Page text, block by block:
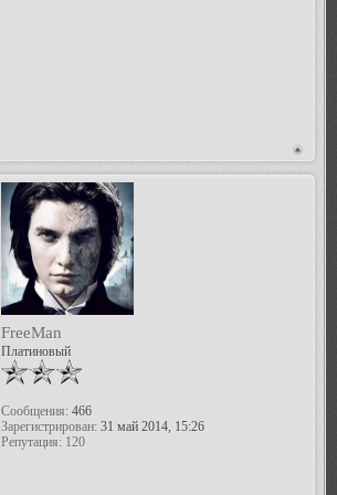
FreeMan
Платиновый
Сообщения:466
Зарегистрирован:31 май 2014, 15:26
Репутация: 120